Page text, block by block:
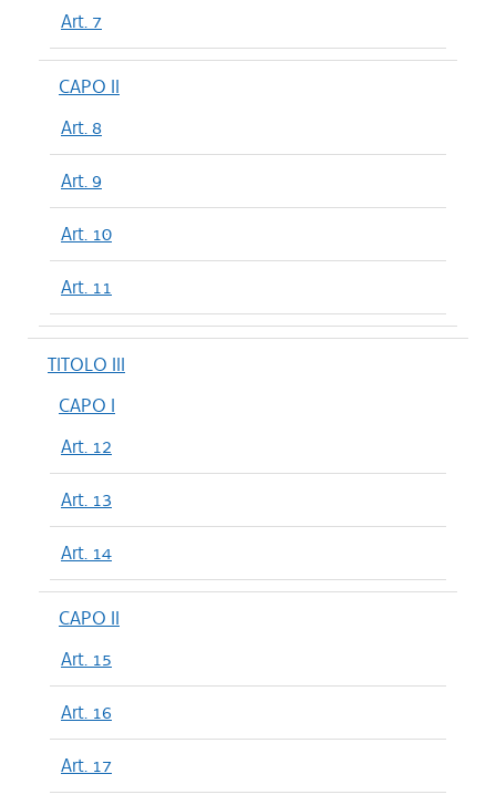
Art. 7
CAPO II
Art. 8
Art. 9
Art. 10
Art. 11
TITOLO III
CAPO I
Art. 12
Art. 13
Art. 14
CAPO II
Art. 15
Art. 16
Art. 17